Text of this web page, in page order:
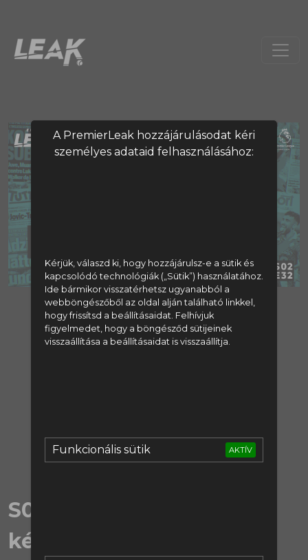
A PremierLeak hozzájárulásodat kéri
személyes adataid felhasználásához:
Kérjük, válaszd ki, hogy hozzájárulsz-e a sütik és
kapcsolódó technológiák („Sütik”) használatához.
Ide bármikor visszatérhetsz ugyanabból a
webböngészőből az oldal alján található linkkel,
hogy frissítsd a beállításaidat. Felhívjuk
figyelmedet, hogy a böngésződ sütijeinek
visszaállítása a beállításaidat is visszaállítja.
Funkcionális sütik AKTÍV
A tartalom megtekintéséhez
regisztrálj:
S02E32 | Három év alatt
két jó igazolás?